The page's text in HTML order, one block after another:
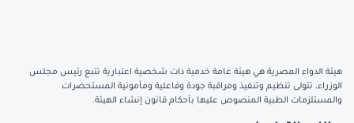
هيئة الدواء المصرية هي هيئة عامة خدمية ذات شخصية اعتبارية تتبع رئيس مجلس
الوزراء، تتولى تنظيم وتنفيذ ومراقبة جودة وفاعلية ومأمونية المستحضرات
والمستلزمات الطبية المنصوص عليها بأحكام قانون إنشاء الهيئة.